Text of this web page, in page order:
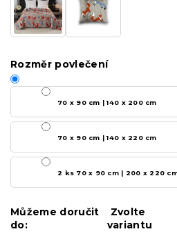
Rozměr povlečení
70 x 90 cm | 140 x 200 cm
70 x 90 cm | 140 x 220 cm
2 ks 70 x 90 cm | 200 x 220
Můžeme doručit
do:
Zvolte
variantu